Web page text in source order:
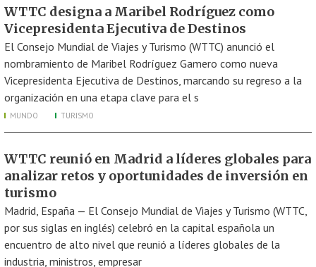
WTTC designa a Maribel Rodríguez como
Vicepresidenta Ejecutiva de Destinos
El Consejo Mundial de Viajes y Turismo (WTTC) anunció el
nombramiento de Maribel Rodríguez Gamero como nueva
Vicepresidenta Ejecutiva de Destinos, marcando su regreso a la
organización en una etapa clave para el s
MUNDO TURISMO
WTTC reunió en Madrid a líderes globales para
analizar retos y oportunidades de inversión en
turismo
Madrid, España — El Consejo Mundial de Viajes y Turismo (WTTC,
por sus siglas en inglés) celebró en la capital española un
encuentro de alto nivel que reunió a líderes globales de la
industria, ministros, empresar